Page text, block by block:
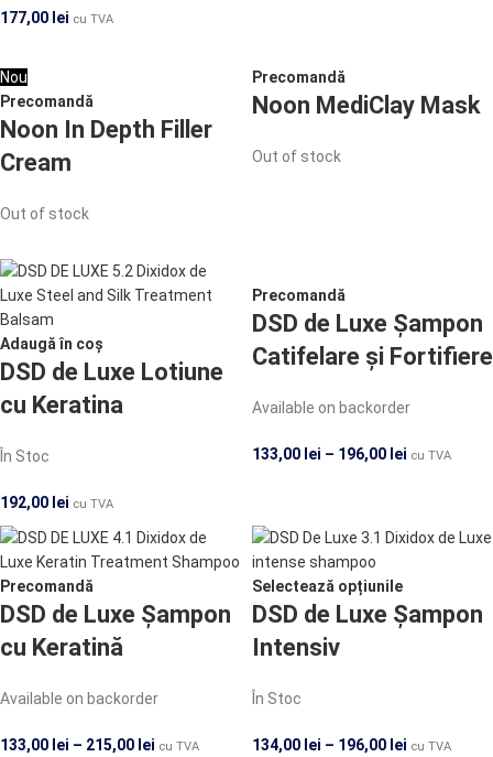
177,00 lei cu TVA
Nou
Precomandă
Noon In Depth Filler
Cream
Out of stock
Precomandă
Noon MediClay Mask
Out of stock
Adaugă în coș
DSD de Luxe Lotiune
cu Keratina
În Stoc
192,00 lei cu TVA
Precomandă
DSD de Luxe Șampon
Catifelare și Fortifiere
Available on backorder
133,00 lei – 196,00 lei cu TVA
Precomandă
DSD de Luxe Șampon
cu Keratină
Available on backorder
133,00 lei – 215,00 lei cu TVA
Selectează opțiunile
DSD de Luxe Șampon
Intensiv
În Stoc
134,00 lei – 196,00 lei cu TVA